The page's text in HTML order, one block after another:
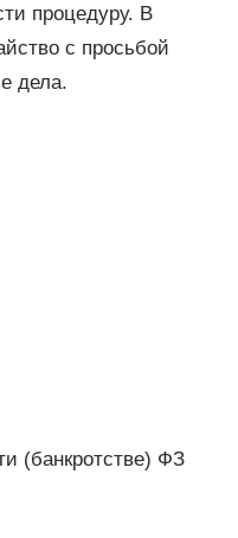
процедуру. В
с просьбой
дела.
(банкротстве) ФЗ